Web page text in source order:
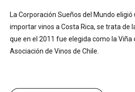
La Corporación Sueños del Mundo eligió
importar vinos a Costa Rica, se trata de
que en el 2011 fue elegida como la Viña
Asociación de Vinos de Chile.